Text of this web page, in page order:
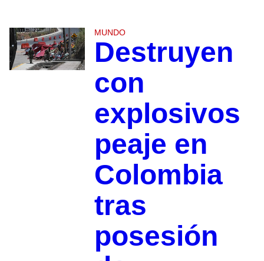
MUNDO
Destruyen
con
explosivos
peaje en
Colombia
tras
posesión